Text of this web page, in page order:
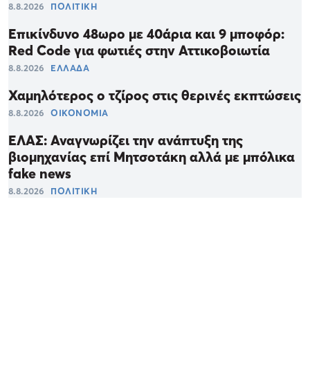
8.8.2026 ΠΟΛΙΤΙΚΗ
Επικίνδυνο 48ωρο με 40άρια και 9 μποφόρ:
Red Code για φωτιές στην Αττικοβοιωτία
8.8.2026 ΕΛΛΑΔΑ
Χαμηλότερος ο τζίρος στις θερινές εκπτώσεις
8.8.2026 ΟΙΚΟΝΟΜΙΑ
ΕΛΑΣ: Αναγνωρίζει την ανάπτυξη της
βιομηχανίας επί Μητσοτάκη αλλά με μπόλικα
fake news
8.8.2026 ΠΟΛΙΤΙΚΗ